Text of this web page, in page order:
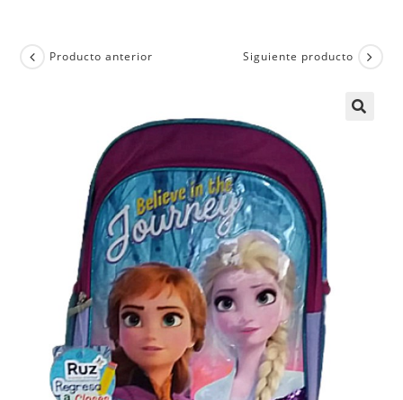
Producto anterior Siguiente producto